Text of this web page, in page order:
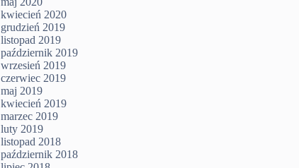
kwiecień 2020
grudzień 2019
listopad 2019
październik 2019
wrzesień 2019
czerwiec 2019
maj 2019
kwiecień 2019
marzec 2019
luty 2019
listopad 2018
październik 2018